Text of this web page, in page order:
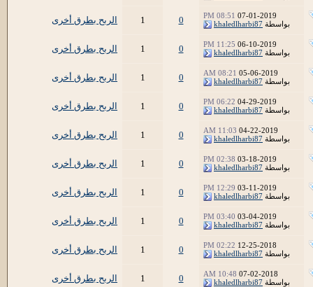
07-01-2019
08:51 PM
بواسطة khaledlharbi87
0
1 الربح بطرق أخرى
06-10-2019
11:25 PM
بواسطة khaledlharbi87
0
1 الربح بطرق أخرى
05-06-2019
08:21 AM
بواسطة khaledlharbi87
0
1 الربح بطرق أخرى
04-29-2019
06:22 PM
بواسطة khaledlharbi87
0
1 الربح بطرق أخرى
04-22-2019
11:03 AM
بواسطة khaledlharbi87
0
1 الربح بطرق أخرى
03-18-2019
02:38 PM
بواسطة khaledlharbi87
0
1 الربح بطرق أخرى
03-11-2019
12:29 PM
بواسطة khaledlharbi87
0
1 الربح بطرق أخرى
03-04-2019
03:40 PM
بواسطة khaledlharbi87
0
1 الربح بطرق أخرى
12-25-2018
02:22 PM
بواسطة khaledlharbi87
0
1 الربح بطرق أخرى
07-02-2018
10:48 AM
بواسطة khaledlharbi87
0
1 الربح بطرق أخرى